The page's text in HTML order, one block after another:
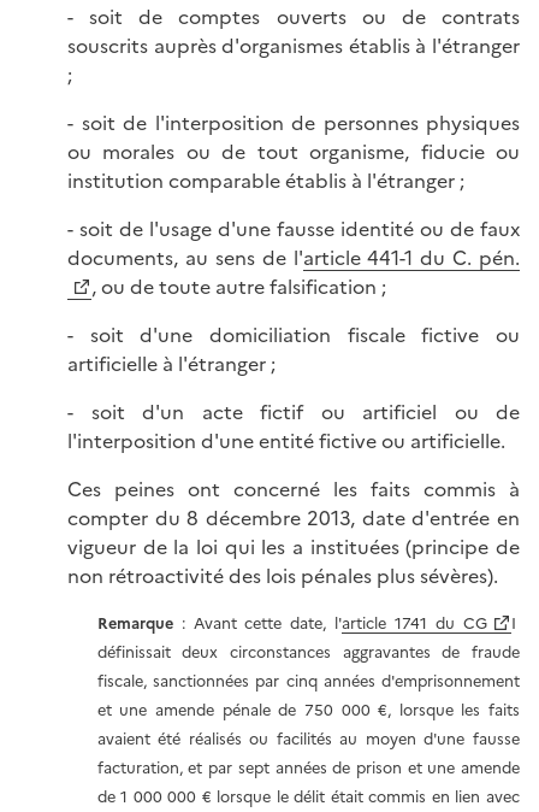
- soit de comptes ouverts ou de contrats
souscrits auprès d'organismes établis à l'étranger
;
- soit de l'interposition de personnes physiques
ou morales ou de tout organisme, fiducie ou
institution comparable établis à l'étranger ;
- soit de l'usage d'une fausse identité ou de faux
documents, au sens de l'article 441-1 du C. pén.
, ou de toute autre falsification ;
- soit d'une domiciliation fiscale fictive ou
artificielle à l'étranger ;
- soit d'un acte fictif ou artificiel ou de
l'interposition d'une entité fictive ou artificielle.
Ces peines ont concerné les faits commis à
compter du 8 décembre 2013, date d'entrée en
vigueur de la loi qui les a instituées (principe de
non rétroactivité des lois pénales plus sévères).
Remarque: Avant cette date, l'article 1741 du CG
I
définissait deux circonstances aggravantes de fraude
fiscale, sanctionnées par cinq années d'emprisonnement
et une amende pénale de 750 000 €, lorsque les faits
avaient été réalisés ou facilités au moyen d'une fausse
facturation, et par sept années de prison et une amende
de 1 000 000 € lorsque le délit était commis en lien avec